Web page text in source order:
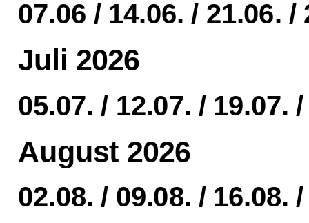
07.06 / 14.06. / 21.06. /
Juli 2026
05.07. / 12.07. / 19.07.
August 2026
02.08. / 09.08. / 16.08.